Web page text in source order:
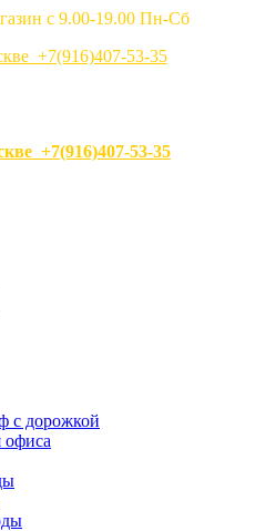
с 9.00-19.00 Пн-Сб
+7(916)407-53-35
+7(916)407-53-35
с дорожкой